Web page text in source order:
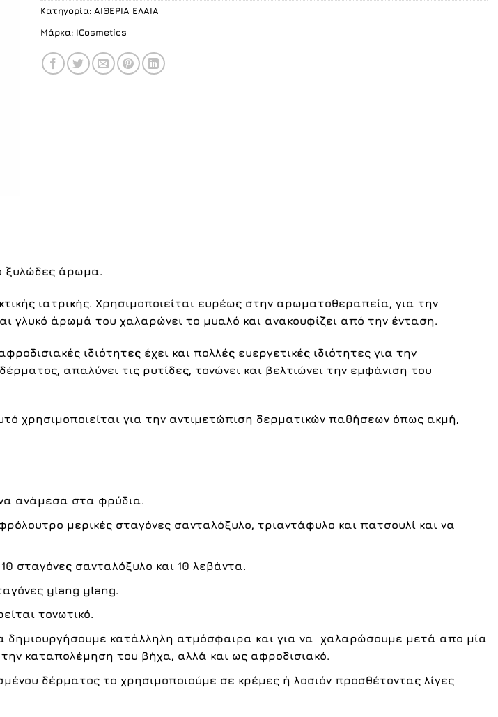
Κατηγορία: ΑΙΘΕΡΙΑ ΕΛΑΙΑ
Μάρκα: ICosmetics
ξυλώδες άρωμα.
ιατρικής. Χρησιμοποιείται ευρέως στην αρωματοθεραπεία, για την
γλυκό άρωμά του χαλαρώνει το μυαλό και ανακουφίζει από την ένταση.
ιδιότητες έχει και πολλές ευεργετικές ιδιότητες για την
απαλύνει τις ρυτίδες, τονώνει και βελτιώνει την εμφάνιση του
χρησιμοποιείται για την αντιμετώπιση δερματικών παθήσεων όπως ακμή,
ανάμεσα στα φρύδια.
μερικές σταγόνες σανταλόξυλο, τριαντάφυλο και πατσουλί και να
σταγόνες σανταλόξυλο και 10 λεβάντα.
ylang ylang.
τονωτικό.
δημιουργήσουμε κατάλληλη ατμόσφαιρα και για να χαλαρώσουμε μετά απο μία
καταπολέμηση του βήχα, αλλά και ως αφροδισιακό.
δέρματος το χρησιμοποιούμε σε κρέμες ή λοσιόν προσθέτοντας λίγες